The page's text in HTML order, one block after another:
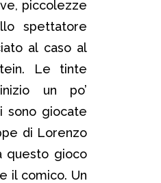
piccolezze
spettatore
al caso al
Le tinte
un po’
sono giocate
di Lorenzo
questo gioco
il comico. Un